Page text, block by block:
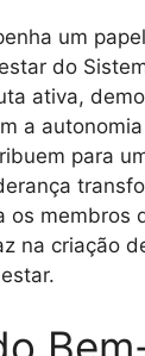
um
do
ativa,
a
para
os membros
na criação